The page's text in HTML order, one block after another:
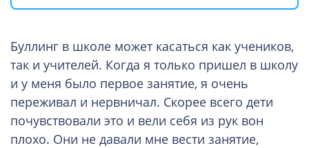
Буллинг в школе может касаться как учеников,
так и учителей. Когда я только пришел в школу
и у меня было первое занятие, я очень
переживал и нервничал. Скорее всего дети
почувствовали это и вели себя из рук вон
плохо. Они не давали мне вести занятие,